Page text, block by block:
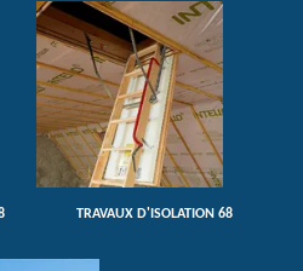
TRAVAUX D'ISOLATION 68